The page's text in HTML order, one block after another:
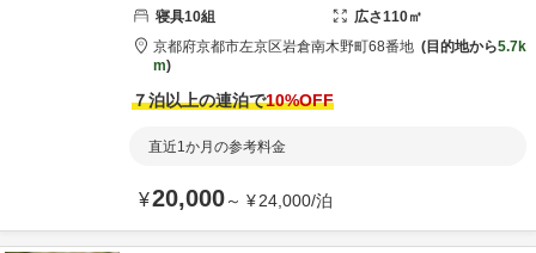
寝具10組 広さ110㎡
京都府京都市左京区岩倉南木野町68番地 目的地から5.7k
m
７泊以上の連泊で10%OFF
直近1か月の参考料金
¥20,000～ ¥24,000/泊